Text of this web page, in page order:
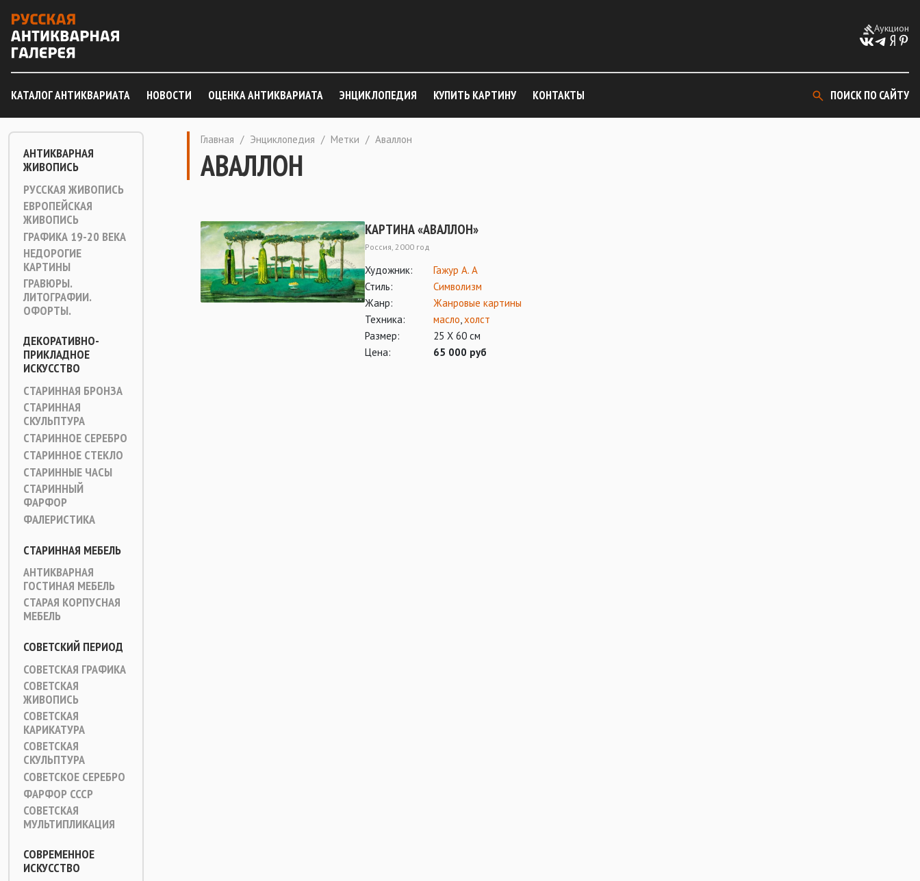
Аукцион
КАТАЛОГ АНТИКВАРИАТА НОВОСТИ ОЦЕНКА АНТИКВАРИАТА ЭНЦИКЛОПЕДИЯ КУПИТЬ КАРТИНУ КОНТАКТЫ ПОИСК ПО САЙТУ
АНТИКВАРНАЯ
ЖИВОПИСЬ
РУССКАЯ ЖИВОПИСЬ
ЕВРОПЕЙСКАЯ
ЖИВОПИСЬ
ГРАФИКА 19-20 ВЕКА
НЕДОРОГИЕ
КАРТИНЫ
ГРАВЮРЫ.
ЛИТОГРАФИИ.
ОФОРТЫ.
ДЕКОРАТИВНО-
ПРИКЛАДНОЕ
ИСКУССТВО
СТАРИННАЯ БРОНЗА
СТАРИННАЯ
СКУЛЬПТУРА
СТАРИННОЕ СЕРЕБРО
СТАРИННОЕ СТЕКЛО
СТАРИННЫЕ ЧАСЫ
СТАРИННЫЙ
ФАРФОР
ФАЛЕРИСТИКА
СТАРИННАЯ МЕБЕЛЬ
АНТИКВАРНАЯ
ГОСТИНАЯ МЕБЕЛЬ
СТАРАЯ КОРПУСНАЯ
МЕБЕЛЬ
СОВЕТСКИЙ ПЕРИОД
СОВЕТСКАЯ ГРАФИКА
СОВЕТСКАЯ
ЖИВОПИСЬ
СОВЕТСКАЯ
КАРИКАТУРА
СОВЕТСКАЯ
СКУЛЬПТУРА
СОВЕТСКОЕ СЕРЕБРО
ФАРФОР СССР
СОВЕТСКАЯ
МУЛЬТИПЛИКАЦИЯ
СОВРЕМЕННОЕ
ИСКУССТВО
Главная / Энциклопедия / Метки / Аваллон
АВАЛЛОН
КАРТИНА «АВАЛЛОН»
Россия, 2000 год
Художник:
Гажур А. А
Стиль:
Символизм
Жанр:
Жанровые картины
Техника:
масло,холст
Размер:
25 Х 60 см
Цена:
65 000 руб